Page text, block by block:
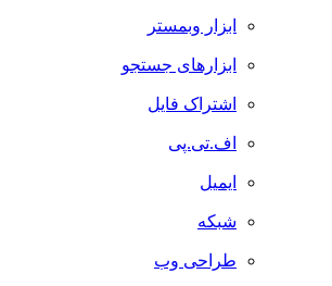
ابزار وبمستر
ابزارهای جستجو
اشتراک فایل
اف.تی.پی
ایمیل
شبکه
طراحی وب